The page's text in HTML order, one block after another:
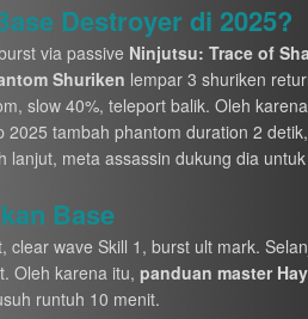
Destroyer di 2025?
via passive Ninjutsu: Trace of
Shuriken lempar 3 shuriken
slow 40%, teleport balik. Oleh
tambah phantom duration 2
meta assassin dukung dia
Base
wave Skill 1, burst ult mark.
Oleh karena itu, panduan master
runtuh 10 menit.